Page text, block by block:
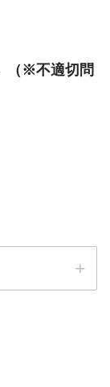
（※不適切問
しては妥当で